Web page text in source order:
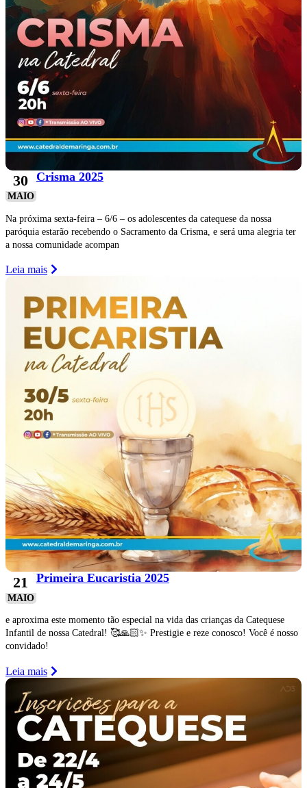
30
MAIO
Crisma 2025
Na próxima sexta-feira – 6/6 – os adolescentes da catequese da nossa
paróquia estarão recebendo o Sacramento da Crisma, e será uma alegria ter
a nossa comunidade acompan
Leia mais
21
MAIO
Primeira Eucaristia 2025
e aproxima este momento tão especial na vida das crianças da Catequese
Infantil de nossa Catedral! 🥰🙏🏻✨ Prestigie e reze conosco! Você é nosso
convidado!
Leia mais